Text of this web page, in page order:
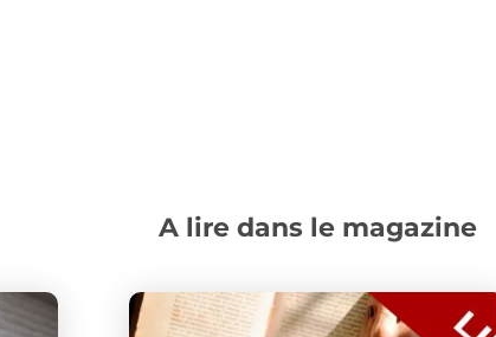
A lire dans le magazine